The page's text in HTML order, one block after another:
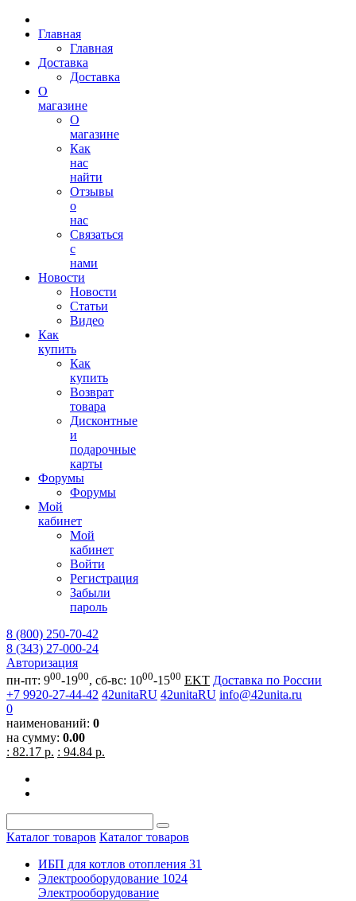
Главная
Главная
Доставка
Доставка
О
магазине
О
магазине
Как
нас
найти
Отзывы
о
нас
Связаться
с
нами
Новости
Новости
Статьи
Видео
Как
купить
Как
купить
Возврат
товара
Дисконтные
и
подарочные
карты
Форумы
Форумы
Мой
кабинет
Мой
кабинет
Войти
Регистрация
Забыли
пароль
8 (800) 250-70-42
8 (343) 27-000-24
Авторизация
пн-пт: 900-1900, сб-вс: 1000-1500 EKT Доставка по России
+7 9920-27-44-42 42unitaRU 42unitaRU info@42unita.ru
0
наименований: 0
на сумму: 0.00
: 82.17 р. : 94.84 р.
Каталог товаров Каталог товаров
ИБП для котлов отопления 31
Электрооборудование 1024
Электрооборудование